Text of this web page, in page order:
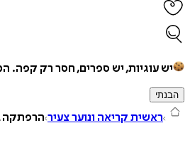
יש עוגיות, יש ספרים, חסר רק קפה.
הבנתי
ראשית קריאה ונוער צעיר הרפתקה